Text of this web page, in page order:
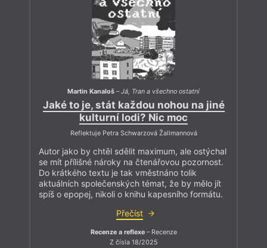
Martin Kanaloš –Já, Tran a všechno ostatní
Jaké to je, stát každou nohou na jiné
kulturní lodi? Nic moc
Reflektuje Petra Schwarzová Žallmannová
Autor jako by chtěl sdělit maximum, ale ostýchal
se mít přílišné nároky na čtenářovou pozornost.
Do krátkého textu je tak vměstnáno tolik
aktuálních společenských témat, že by mělo jít
spíš o epopej, nikoli o knihu kapesního formátu.
Přečíst
Recenze a reflexe– Recenze
Z čísla 18/2025